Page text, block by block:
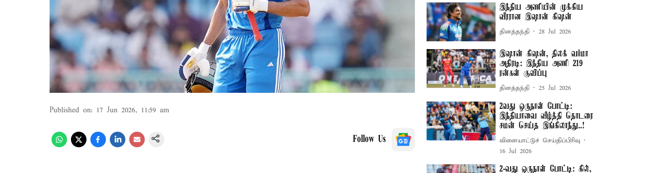
Published on: 17 Jun 2026, 11:59 am
Follow Us
இந்திய அணியின் முக்கிய
வீரரான இஷான் கிஷன்
தினத்தந்தி 28 Jul 2026
இஷான் கிஷன், திலக் வர்மா
அதிரடி: இந்திய அணி 219
ரன்கள் குவிப்பு
தினத்தந்தி 25 Jul 2026
2வது ஒருநாள் போட்டி:
இந்தியாவை வீழ்த்தி தொடரை
சமன் செய்த இங்கிலாந்து..!
விளையாட்டுச் செய்திப்பிரிவு
16 Jul 2026
2-வது ஒருநாள் போட்டி: கில்,